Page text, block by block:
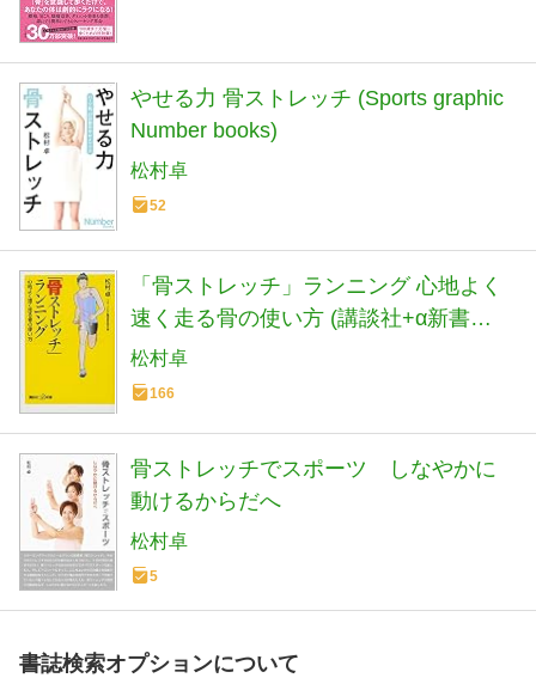
やせる力 骨ストレッチ (Sports graphic
Number books)
松村卓
52
「骨ストレッチ」ランニング 心地よく
速く走る骨の使い方 (講談社+α新書
657-1B)
松村卓
166
骨ストレッチでスポーツ しなやかに
動けるからだへ
松村卓
5
書誌検索オプションについて